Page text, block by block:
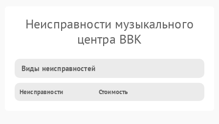
Неисправности музыкального
центра BBK
Виды неисправностей
Неисправности Стоимость